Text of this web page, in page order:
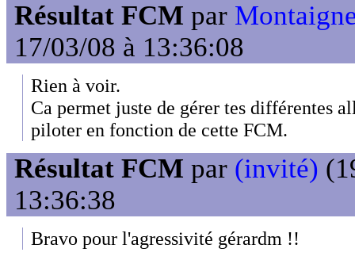
Résultat FCM par
17/03/08 à 13:36:08
Rien à voir.
Ca permet juste de gérer tes différentes
piloter en fonction de cette FCM.
Résultat FCM par (invité)
13:36:38
Bravo pour l'agressivité gérardm !!